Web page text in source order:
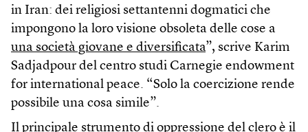
in Iran: dei religiosi settantenni dogmatici che
impongono la loro visione obsoleta delle cose a
una società giovane e diversificata”, scrive Karim
Sadjadpour del centro studi Carnegie endowment
for international peace. “Solo la coercizione rende
possibile una cosa simile”.
Il principale strumento di oppressione del clero è il